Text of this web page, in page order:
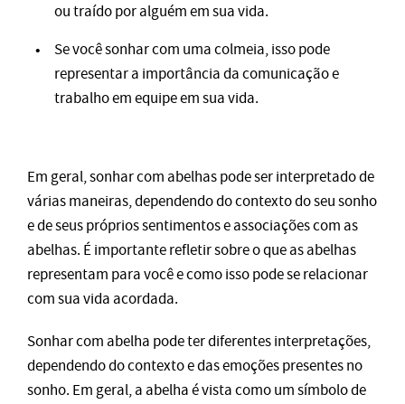
ou traído por alguém em sua vida.
Se você sonhar com uma colmeia, isso pode
representar a importância da comunicação e
trabalho em equipe em sua vida.
Em geral, sonhar com abelhas pode ser interpretado de
várias maneiras, dependendo do contexto do seu sonho
e de seus próprios sentimentos e associações com as
abelhas. É importante refletir sobre o que as abelhas
representam para você e como isso pode se relacionar
com sua vida acordada.
Sonhar com abelha pode ter diferentes interpretações,
dependendo do contexto e das emoções presentes no
sonho. Em geral, a abelha é vista como um símbolo de